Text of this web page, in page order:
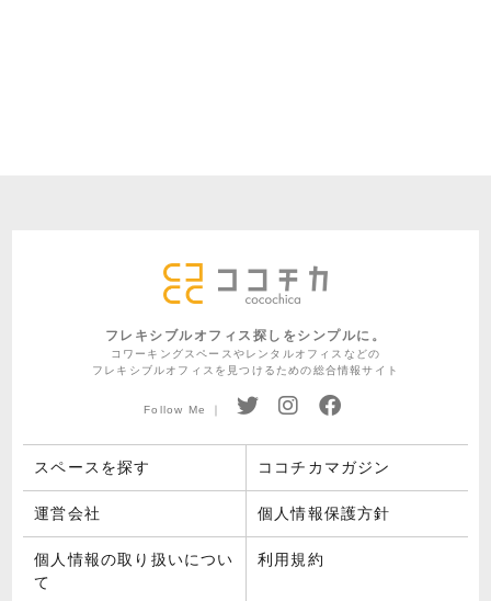
フレキシブルオフィス探しをシンプルに。
コワーキングスペースやレンタルオフィスなどの
フレキシブルオフィスを見つけるための総合情報サイト
Follow Me ｜
スペースを探す ココチカマガジン
運営会社 個人情報保護方針
個人情報の取り扱いについ
て
利用規約